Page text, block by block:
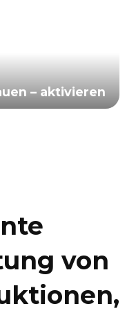
– aktivieren
von